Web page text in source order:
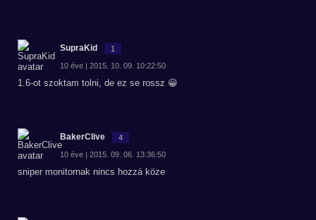
SupraKid 1
10 éve | 2015. 10. 09. 10:22:50
1.6-ot szoktam tolni, de ez se rossz 😀
BakerClive 4
10 éve | 2015. 09. 06. 13:36:50
sniper monitornak nincs hozzá köze